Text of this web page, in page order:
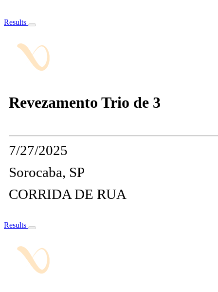
Results
Revezamento Trio de 3
7/27/2025
Sorocaba, SP
CORRIDA DE RUA
Results